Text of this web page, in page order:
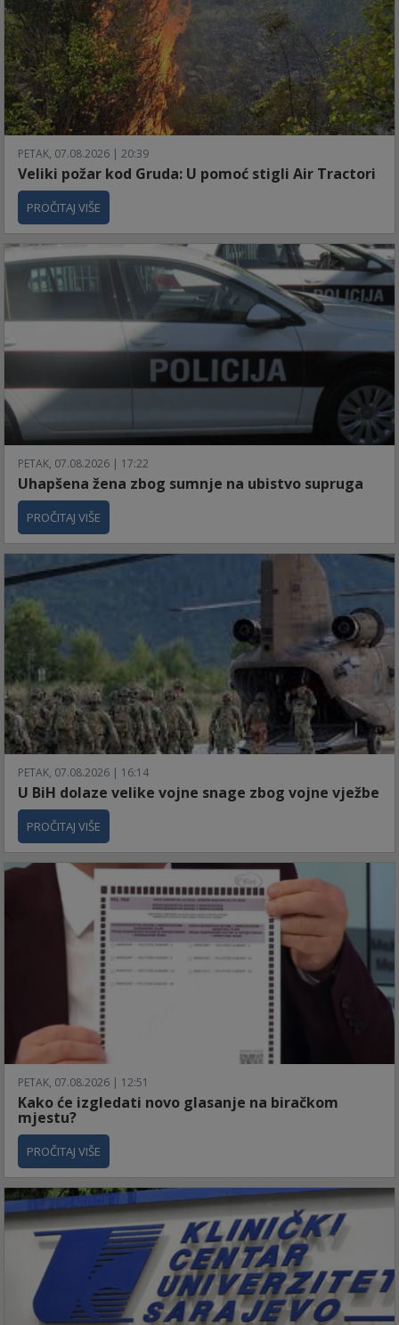
PETAK, 07.08.2026 | 20:39
Veliki požar kod Gruda: U pomoć stigli Air Tractori
PROČITAJ VIŠE
PETAK, 07.08.2026 | 17:22
Uhapšena žena zbog sumnje na ubistvo supruga
PROČITAJ VIŠE
PETAK, 07.08.2026 | 16:14
U BiH dolaze velike vojne snage zbog vojne vježbe
PROČITAJ VIŠE
PETAK, 07.08.2026 | 12:51
Kako će izgledati novo glasanje na biračkom
mjestu?
PROČITAJ VIŠE